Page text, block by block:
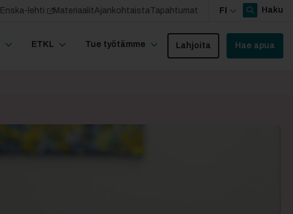
ETKL Tue työtämme Lahjoita Hae apua
Enska-lehti MateriaalitAjankohtaistaTapahtumat FI Haku